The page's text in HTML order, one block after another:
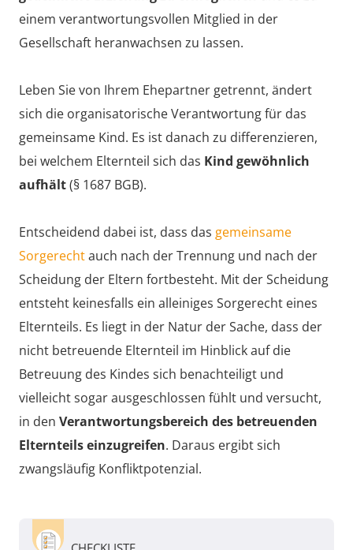
einem verantwortungsvollen Mitglied in der
Gesellschaft heranwachsen zu lassen.
Leben Sie von Ihrem Ehepartner getrennt, ändert
sich die organisatorische Verantwortung für das
gemeinsame Kind. Es ist danach zu differenzieren,
bei welchem Elternteil sich das Kind gewöhnlich
aufhält(§ 1687 BGB).
Entscheidend dabei ist, dass das gemeinsame
Sorgerechtauch nach der Trennung und nach der
Scheidung der Eltern fortbesteht. Mit der Scheidung
entsteht keinesfalls ein alleiniges Sorgerecht eines
Elternteils. Es liegt in der Natur der Sache, dass der
nicht betreuende Elternteil im Hinblick auf die
Betreuung des Kindes sich benachteiligt und
vielleicht sogar ausgeschlossen fühlt und versucht,
in den Verantwortungsbereich des betreuenden
Elternteils einzugreifen. Daraus ergibt sich
zwangsläufig Konfliktpotenzial.